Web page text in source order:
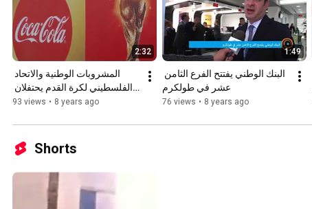
2:32
باستقبال النسخة الاصلية لكاس 93 views • 8 years ago
1:49
عشر في طولكرم
76 views • 8 years ago
Shorts